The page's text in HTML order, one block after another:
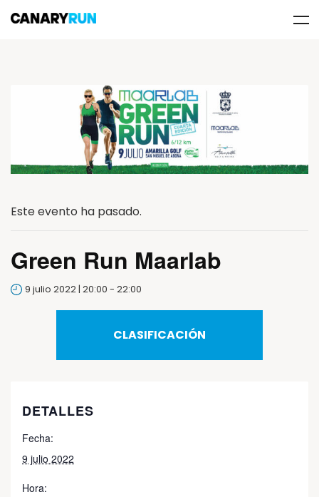
Este evento ha pasado.
Green Run Maarlab
9 julio 2022 | 20:00 - 22:00
CLASIFICACIÓN
DETALLES
Fecha:
9 julio 2022
Hora: